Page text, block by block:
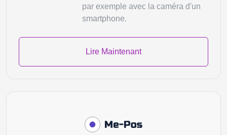
par exemple avec la caméra d'un
smartphone.
Lire Maintenant